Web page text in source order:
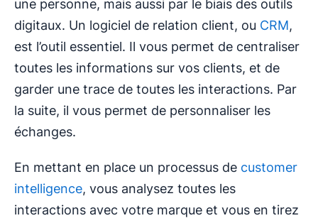
une personne, mais aussi par le biais des outils
digitaux. Un logiciel de relation client, ou CRM,
est l’outil essentiel. Il vous permet de centraliser
toutes les informations sur vos clients, et de
garder une trace de toutes les interactions. Par
la suite, il vous permet de personnaliser les
échanges.
En mettant en place un processus de customer
intelligence, vous analysez toutes les
interactions avec votre marque et vous en tirez